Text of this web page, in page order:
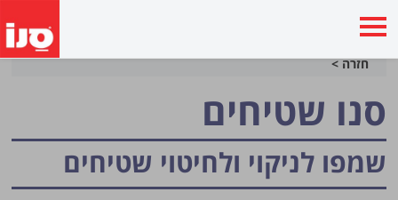
חזרה >
סנו שטיחים
שמפו לניקוי ולחיטוי שטיחים